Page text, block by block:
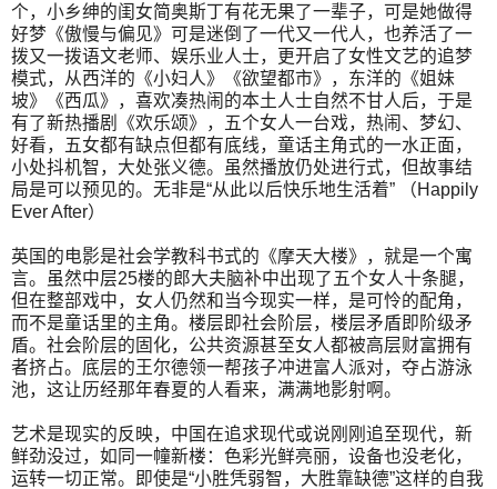
个，小乡绅的闺女简奥斯丁有花无果了一辈子，可是她做得
好梦《傲慢与偏见》可是迷倒了一代又一代人，也养活了一
拨又一拨语文老师、娱乐业人士，更开启了女性文艺的追梦
模式，从西洋的《小妇人》《欲望都市》，东洋的《姐妹
坡》《西瓜》，喜欢凑热闹的本土人士自然不甘人后，于是
有了新热播剧《欢乐颂》，五个女人一台戏，热闹、梦幻、
好看，五女都有缺点但都有底线，童话主角式的一水正面，
小处抖机智，大处张义德。虽然播放仍处进行式，但故事结
局是可以预见的。无非是“从此以后快乐地生活着” （Happily
Ever After）
英国的电影是社会学教科书式的《摩天大楼》，就是一个寓
言。虽然中层25楼的郎大夫脑补中出现了五个女人十条腿，
但在整部戏中，女人仍然和当今现实一样，是可怜的配角，
而不是童话里的主角。楼层即社会阶层，楼层矛盾即阶级矛
盾。社会阶层的固化，公共资源甚至女人都被高层财富拥有
者挤占。底层的王尔德领一帮孩子冲进富人派对，夺占游泳
池，这让历经那年春夏的人看来，满满地影射啊。
艺术是现实的反映，中国在追求现代或说刚刚追至现代，新
鲜劲没过，如同一幢新楼：色彩光鲜亮丽，设备也没老化，
运转一切正常。即使是“小胜凭弱智，大胜靠缺德”这样的自我